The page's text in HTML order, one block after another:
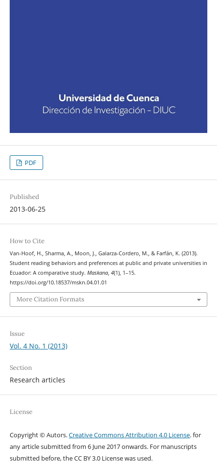
PDF
Published
2013-06-25
How to Cite
Van-Hoof, H., Sharma, A., Moon, J., Galarza-Cordero, M., & Farfán, K. (2013).
Student reading behaviors and preferences at public and private universities in
Ecuador: A comparative study. Maskana, 4(1), 1–15.
https://doi.org/10.18537/mskn.04.01.01
More Citation Formats
Issue
Vol. 4 No. 1 (2013)
Section
Research articles
License
Copyright © Autors.Creative Commons Attribution 4.0 License. for
any article submitted from 6 June 2017 onwards. For manuscripts
submitted before, the CC BY 3.0 License was used.